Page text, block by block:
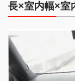
長×室内幅×室